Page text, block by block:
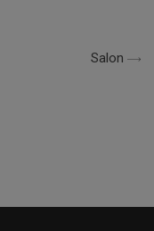
Salon